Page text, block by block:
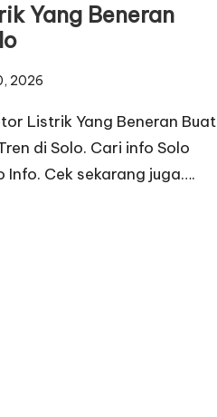
Yang Beneran
2026
Listrik Yang Beneran Buat
di Solo. Cari info Solo
Cek sekarang juga….